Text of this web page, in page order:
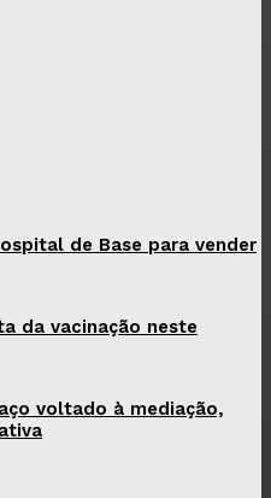
de Base para vender
da vacinação neste
voltado à mediação,